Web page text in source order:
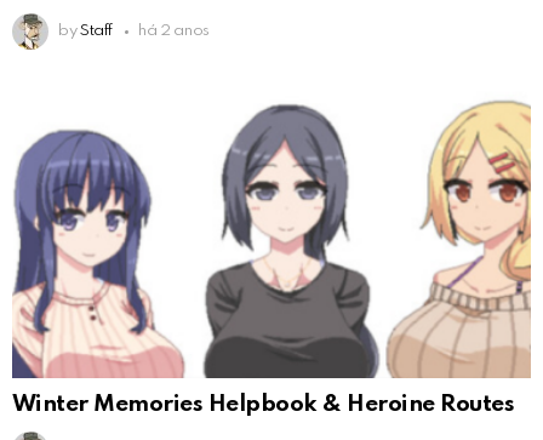
by Staff há 2 anos
Winter Memories Helpbook & Heroine Routes